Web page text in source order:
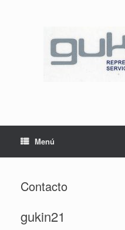
Menú
Contacto
gukin21